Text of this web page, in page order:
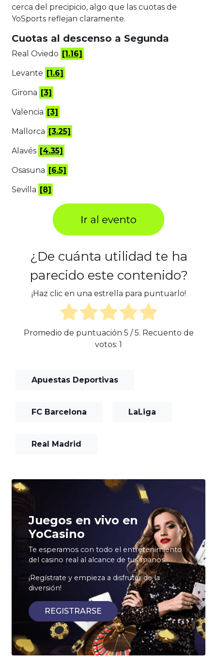
cerca del precipicio, algo que las cuotas de
YoSports reflejan claramente.
Cuotas al descenso a Segunda
Real Oviedo [1.16]
Levante [1.6]
Girona [3]
Valencia [3]
Mallorca [3.25]
Alavés [4.35]
Osasuna [6.5]
Sevilla [8]
¿De cuánta utilidad te ha
parecido este contenido?
¡Haz clic en una estrella para puntuarlo!
Promedio de puntuación 5 / 5. Recuento de
votos: 1
Apuestas Deportivas
FC Barcelona LaLiga
Real Madrid
Juegos en vivo en
YoCasino
Te esperamos con todo el entretenimiento
del casino real al alcance de tus manos.
¡Regístrate y empieza a disfrutar de la
diversión!
REGISTRARSE